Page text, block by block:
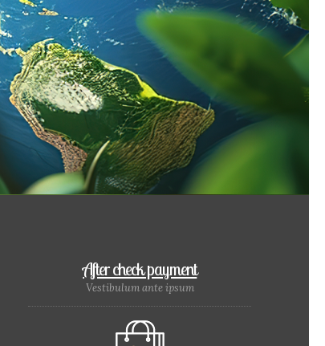
After check payment
Vestibulum ante ipsum